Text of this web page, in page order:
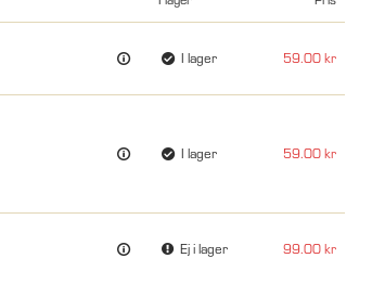
I lager 59.00
I lager 59.00
Ej i lager 99.00